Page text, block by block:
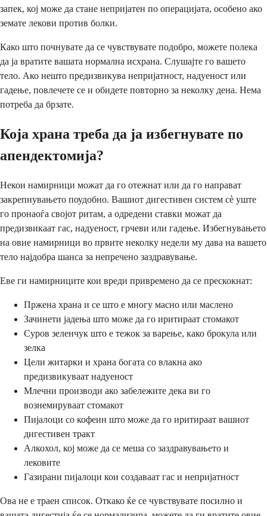
запек, кој може да стане непријатен по операцијата, особено ако
земате лекови против болки.
Како што почнувате да се чувствувате подобро, можете полека
да ја вратите вашата нормална исхрана. Слушајте го вашето
тело. Ако нешто предизвикува непријатност, надуеност или
гадење, повлечете се и обидете повторно за неколку дена. Нема
потреба да брзате.
Која храна треба да ја избегнувате по
апендектомија?
Некои намирници можат да го отежнат или да го направат
закрепнувањето поудобно. Вашиот дигестивен систем сè уште
го пронаоѓа својот ритам, а одредени ставки можат да
предизвикаат гас, надуеност, грчеви или гадење. Избегнувањето
на овие намирници во првите неколку недели му дава на вашето
тело најдобра шанса за непречено заздравување.
Еве ги намирниците кои вреди привремено да се прескокнат:
Пржена храна и се што е многу масно или маслено
Зачинети јадења што може да го иритираат стомакот
Суров зеленчук што е тежок за варење, како брокула или
зелка
Цели житарки и храна богата со влакна ако
предизвикуваат надуеност
Млечни производи ако забележите дека ви го
вознемируваат стомакот
Пијалоци со кофеин што може да го иритираат вашиот
дигестивен тракт
Алкохол, кој може да се меша со заздравувањето и
лековите
Газирани пијалоци кои создаваат гас и непријатност
Ова не е траен список. Откако ќе се чувствувате посилно и